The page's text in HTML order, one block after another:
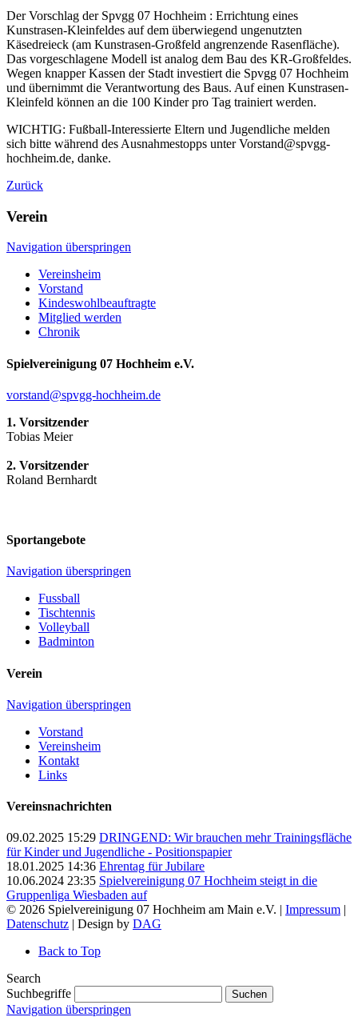
Der Vorschlag der Spvgg 07 Hochheim : Errichtung eines
Kunstrasen-Kleinfeldes auf dem überwiegend ungenutzten
Käsedreieck (am Kunstrasen-Großfeld angrenzende Rasenfläche).
Das vorgeschlagene Modell ist analog dem Bau des KR-Großfeldes.
Wegen knapper Kassen der Stadt investiert die Spvgg 07 Hochheim
und übernimmt die Verantwortung des Baus. Auf einen Kunstrasen-
Kleinfeld können an die 100 Kinder pro Tag trainiert werden.
WICHTIG: Fußball-Interessierte Eltern und Jugendliche melden
sich bitte während des Ausnahmestopps unter Vorstand@spvgg-
hochheim.de, danke.
Zurück
Verein
Navigation überspringen
Vereinsheim
Vorstand
Kindeswohlbeauftragte
Mitglied werden
Chronik
Spielvereinigung 07 Hochheim e.V.
vorstand@spvgg-hochheim.de
1. Vorsitzender
Tobias Meier
2. Vorsitzender
Roland Bernhardt
Sportangebote
Navigation überspringen
Fussball
Tischtennis
Volleyball
Badminton
Verein
Navigation überspringen
Vorstand
Vereinsheim
Kontakt
Links
Vereinsnachrichten
09.02.2025 15:29 DRINGEND: Wir brauchen mehr Trainingsfläche
für Kinder und Jugendliche - Positionspapier
18.01.2025 14:36 Ehrentag für Jubilare
10.06.2024 23:35 Spielvereinigung 07 Hochheim steigt in die
Gruppenliga Wiesbaden auf
© 2026 Spielvereinigung 07 Hochheim am Main e.V. | Impressum |
Datenschutz | Design by DAG
Back to Top
Search
Suchbegriffe
Suchen
Navigation überspringen